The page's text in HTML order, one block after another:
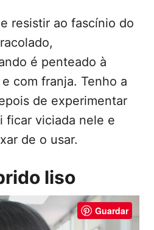
resistir ao fascínio do
é penteado à
com franja. Tenho a
de experimentar
ficar viciada nele e
de o usar.
liso
Guardar